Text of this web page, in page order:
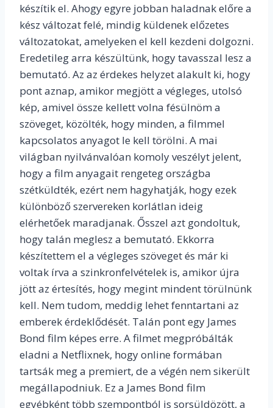
készítik el. Ahogy egyre jobban haladnak előre a
kész változat felé, mindig küldenek előzetes
változatokat, amelyeken el kell kezdeni dolgozni.
Eredetileg arra készültünk, hogy tavasszal lesz a
bemutató. Az az érdekes helyzet alakult ki, hogy
pont aznap, amikor megjött a végleges, utolsó
kép, amivel össze kellett volna fésülnöm a
szöveget, közölték, hogy minden, a filmmel
kapcsolatos anyagot le kell törölni. A mai
világban nyilvánvalóan komoly veszélyt jelent,
hogy a film anyagait rengeteg országba
szétküldték, ezért nem hagyhatják, hogy ezek
különböző szervereken korlátlan ideig
elérhetőek maradjanak. Ősszel azt gondoltuk,
hogy talán meglesz a bemutató. Ekkorra
készítettem el a végleges szöveget és már ki
voltak írva a szinkronfelvételek is, amikor újra
jött az értesítés, hogy megint mindent törülnünk
kell. Nem tudom, meddig lehet fenntartani az
emberek érdeklődését. Talán pont egy James
Bond film képes erre. A filmet megpróbálták
eladni a Netflixnek, hogy online formában
tartsák meg a premiert, de a végén nem sikerült
megállapodniuk. Ez a James Bond film
egyébként több szempontból is sorsüldözött, a